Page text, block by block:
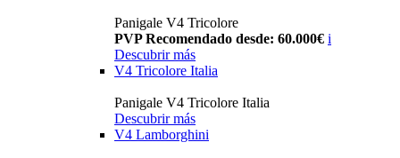
Panigale V4 Tricolore
PVP Recomendado desde: 60.000€ i
Descubrir más
V4 Tricolore Italia
Panigale V4 Tricolore Italia
Descubrir más
V4 Lamborghini